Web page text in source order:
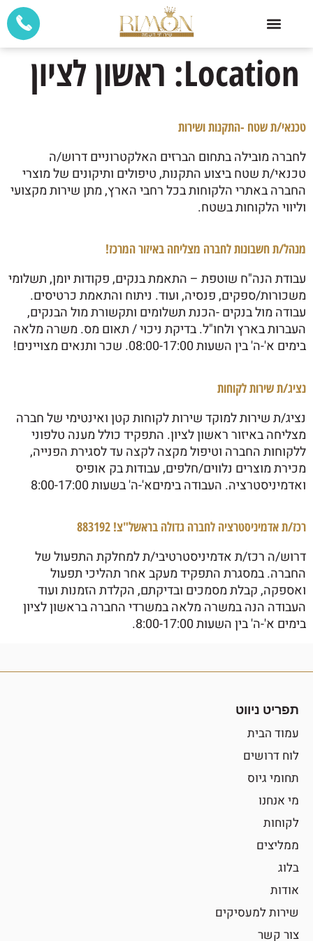
Location: ראשון לציון
טכנאי/ת שטח -התקנות ושירות
לחברה מובילה בתחום הברזים האלקטרוניים דרוש/ה
טכנאי/ת שטח ביצוע התקנות, טיפולים ותיקונים של מוצרי
החברה באתרי הלקוחות בכל רחבי הארץ, מתן שירות מקצועי
וליווי הלקוחות בשטח.
מנהל/ת חשבונות לחברה מצליחה באיזור המרכז!
עבודת הנה"ח שוטפת – התאמת בנקים, פקודות יומן, תשלומי
משכורות/ספקים, פנסיה, ועוד. ניתוח והתאמת כרטיסים.
עבודה מול בנקים -הכנת תשלומים ותקשורת מול הבנקים,
העברות בארץ ולחו"ל. בדיקת ניכוי / תאום מס. משרה מלאה
בימים א'-ה' בין השעות 08:00-17:00. שכר ותנאים מצויינים!
נציג/ת שירות לקוחות
נציג/ת שירות למוקד שירות לקוחות קטן ואינטימי של חברה
מצליחה באיזור ראשון לציון. התפקיד כולל מענה טלפוני
ללקוחות החברה וטיפול מקצה לקצה עד לסגירת הפנייה,
מכירת מוצרים נלווים/חלפים, עבודות בק אופיס
ואדמיניסטרציה. העבודה בימיםא'-ה' בשעות 8:00-17:00
רכז/ת אדמיניסטרציה לחברה גדולה בראשל"צ! 883192
דרוש/ה רכז/ת אדמיניסטרטיבי/ת למחלקת התפעול של
החברה. במסגרת התפקיד מעקב אחר תהליכי תפעול
ואספקה, קבלת מסמכים ובדיקתם, הקלדת הזמנות ועוד
העבודה הנה במשרה מלאה במשרדי החברה בראשון לציון
בימים א'-ה' בין השעות 8:00-17:00.
תפריט ניווט
עמוד הבית
לוח דרושים
תחומי גיוס
מי אנחנו
לקוחות
ממליצים
בלוג
אודות
שירות למעסיקים
צור קשר